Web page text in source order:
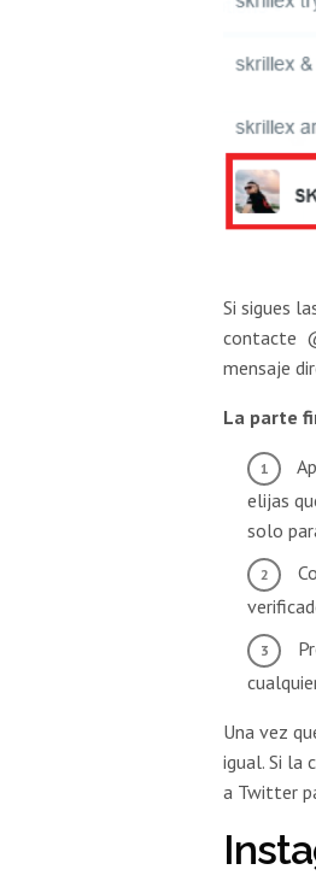
Si sigues
contacte
mensaje
La parte
elijas
solo
Una vez
igual. Si la
a Twitter